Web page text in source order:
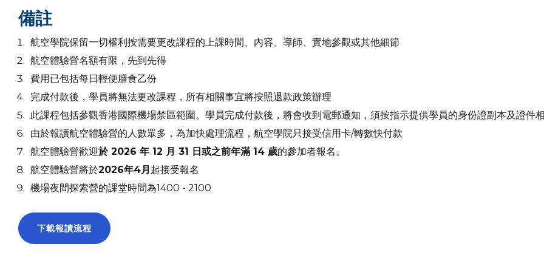
備註
航空學院保留一切權利按需要更改課程的上課時間、內容、導師、實地參觀或其他細節
航空體驗營名額有限，先到先得
費用已包括每日輕便膳食乙份
完成付款後，學員將無法更改課程，所有相關事宜將按照退款政策辦理
此課程包括參觀香港國際機場禁區範圍。學員完成付款後，將會收到電郵通知，須按指示提供學員的身份證副本及證件
由於報讀航空體驗營的人數眾多，為加快處理流程，航空學院只接受信用卡/轉數快付款
航空體驗營歡迎於 2026 年 12 月 31 日或之前年滿 14 歲的參加者報名。
航空體驗營將於2026年4月 起接受報名
機場夜間探索營的課堂時間為1400 - 2100
下載報讀流程